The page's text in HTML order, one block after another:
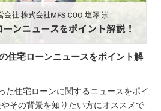
住宅ローンニュースをポイント解
た住宅ローンに関するニュースをポイ
その背景を知りたい方にオススメで